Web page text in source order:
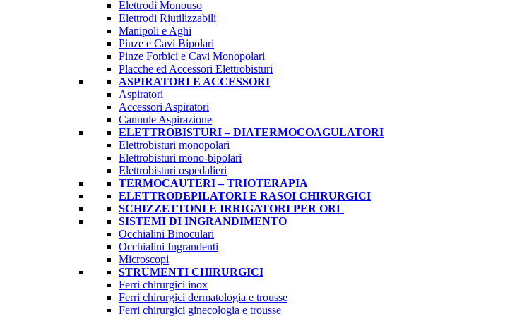
Elettrodi Monouso
Elettrodi Riutilizzabili
Manipoli e Aghi
Pinze e Cavi Bipolari
Pinze Forbici e Cavi Monopolari
Placche ed Accessori Elettrobisturi
ASPIRATORI E ACCESSORI
Aspiratori
Accessori Aspiratori
Cannule Aspirazione
ELETTROBISTURI – DIATERMOCOAGULATORI
Elettrobisturi monopolari
Elettrobisturi mono-bipolari
Elettrobisturi ospedalieri
TERMOCAUTERI – TRIOTERAPIA
ELETTRODEPILATORI E RASOI CHIRURGICI
SCHIZZETTONI E IRRIGATORI PER ORL
SISTEMI DI INGRANDIMENTO
Occhialini Binoculari
Occhialini Ingrandenti
Microscopi
STRUMENTI CHIRURGICI
Ferri chirurgici inox
Ferri chirurgici dermatologia e trousse
Ferri chirurgici ginecologia e trousse